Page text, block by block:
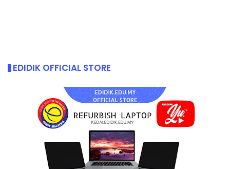
EDIDIK OFFICIAL STORE